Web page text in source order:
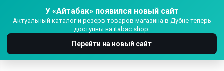
У «Айтабак» появился новый сайт
Актуальный каталог и резерв товаров магазина в Дубне теперь
доступны на itabac.shop.
Перейти на новый сайт